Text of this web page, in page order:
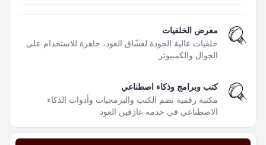
معرض الخلفيات
خلفيات عالية الجودة لعشّاق العود، جاهزة للاستخدام على
الجوال والكمبيوتر
كتب وبرامج وذكاء اصطناعي
مكتبة رقمية تضم الكتب والبرمجيات وأدوات الذكاء
الاصطناعي في خدمه عازفين العود